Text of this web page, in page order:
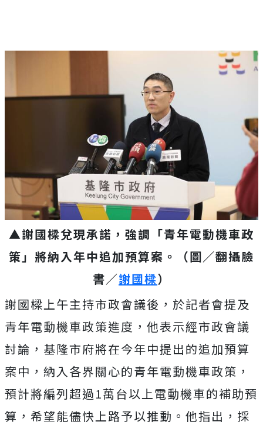
▲謝國樑兌現承諾，強調「青年電動機車政
策」將納入年中追加預算案。（圖／翻攝臉
書／謝國樑）
謝國樑上午主持市政會議後，於記者會提及
青年電動機車政策進度，他表示經市政會議
討論，基隆市府將在今年中提出的追加預算
案中，納入各界關心的青年電動機車政策，
預計將編列超過1萬台以上電動機車的補助預
算，希望能儘快上路予以推動。他指出，採